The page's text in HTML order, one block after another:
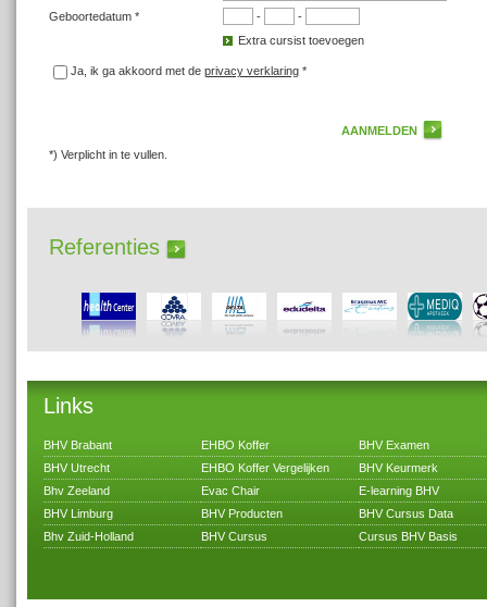
Geboortedatum *
-
-
Extra cursist toevoegen
Ja, ik ga akkoord met de privacy verklaring*
*) Verplicht in te vullen.
Referenties
Links
BHV Brabant
BHV Utrecht
Bhv Zeeland
BHV Limburg
Bhv Zuid-Holland
EHBO Koffer
EHBO Koffer Vergelijken
Evac Chair
BHV Producten
BHV Cursus
BHV Examen
BHV Keurmerk
E-learning BHV
BHV Cursus Data
Cursus BHV Basis